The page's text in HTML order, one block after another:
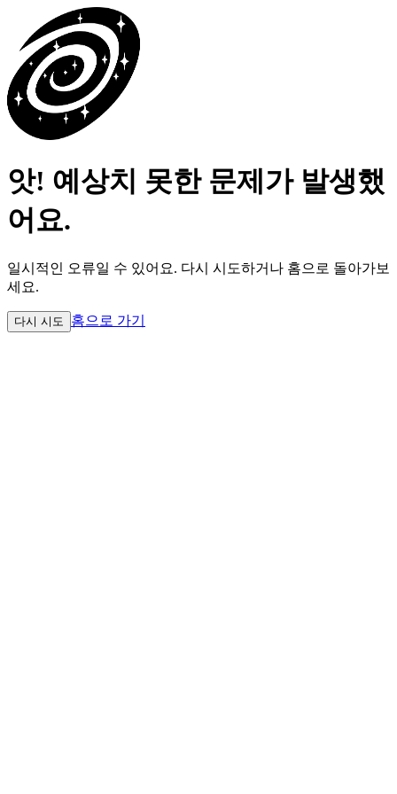
앗! 예상치 못한 문제가 발생했
어요.
일시적인 오류일 수 있어요. 다시 시도하거나 홈으로 돌아가보
세요.
다시 시도 홈으로 가기